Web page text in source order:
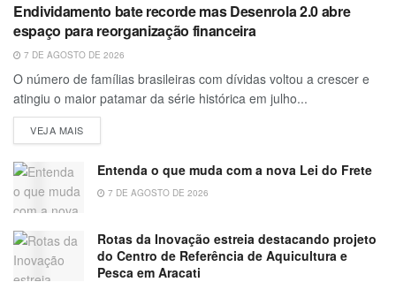
Endividamento bate recorde mas Desenrola 2.0 abre
espaço para reorganização financeira
7 DE AGOSTO DE 2026
O número de famílias brasileiras com dívidas voltou a crescer e
atingiu o maior patamar da série histórica em julho...
VEJA MAIS
Entenda o que muda com a nova Lei do Frete
7 DE AGOSTO DE 2026
Rotas da Inovação estreia destacando projeto
do Centro de Referência de Aquicultura e
Pesca em Aracati